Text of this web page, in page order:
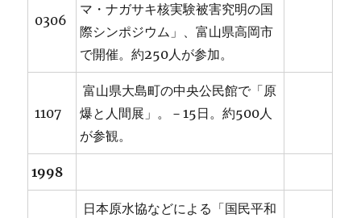
0306
マ・ナガサキ核実験被害究明の国
際シンポジウム」、富山県高岡市
で開催。約250人が参加。
1107
富山県大島町の中央公民館で「原
爆と人間展」。－15日。約500人
が参観。
1998
日本原水協などによる「国民平和